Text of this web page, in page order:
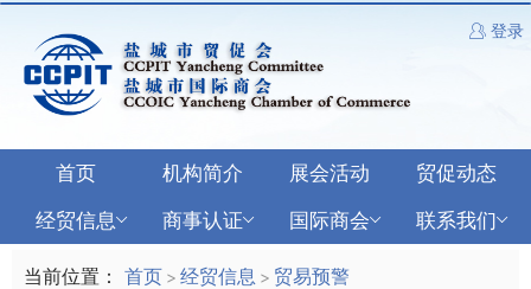
登录
首页 机构简介 展会活动
贸促动态
经贸信息
商事认证 国际商会 联系我们
当前位置： 首页 > 经贸信息 > 贸易预警